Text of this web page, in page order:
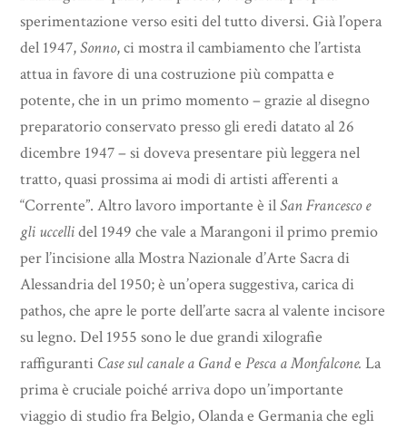
sperimentazione verso esiti del tutto diversi. Già l’opera
del 1947,Sonno, ci mostra il cambiamento che l’artista
attua in favore di una costruzione più compatta e
potente, che in un primo momento – grazie al disegno
preparatorio conservato presso gli eredi datato al 26
dicembre 1947 – si doveva presentare più leggera nel
tratto, quasi prossima ai modi di artisti afferenti a
“Corrente”. Altro lavoro importante è ilSan Francesco e
gli uccellidel 1949 che vale a Marangoni il primo premio
per l’incisione alla Mostra Nazionale d’Arte Sacra di
Alessandria del 1950; è un’opera suggestiva, carica di
pathos, che apre le porte dell’arte sacra al valente incisore
su legno. Del 1955 sono le due grandi xilografie
raffiguranti Case sul canale a GandePesca a Monfalcone.La
prima è cruciale poiché arriva dopo un’importante
viaggio di studio fra Belgio, Olanda e Germania che egli